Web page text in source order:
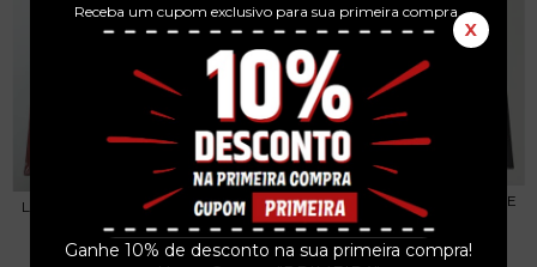
Receba um cupom exclusivo para sua primeira compra.
X
Ganhe 10% de desconto na sua primeira compra!
LADY ZU - A NOITE VAI CHEGAR
- LP 2018 L...
R$329,99
TOR TAUIL - VOL. 3 QUANDO SE
PERDE A RAZ...
R$129,99